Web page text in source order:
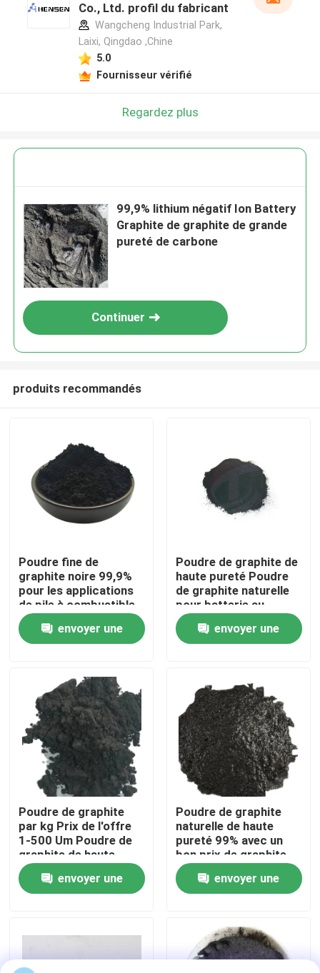
Maison
Produits
Visite d'usine
Contrôle de qualité
Contactez-nous
Nouvelles
Cas
Graphite lamellaire naturel
Co., Ltd. profil du fabricant
Wangcheng Industrial Park,
Laixi, Qingdao ,Chine
5.0
Fournisseur vérifié
Regardez plus
99,9% lithium négatif Ion Battery
Graphite de graphite de grande
pureté de carbone
Continuer
produits recommandés
Poudre fine de
graphite noire 99,9%
pour les applications
de pile à combustible
de pureté
envoyer une
Poudre de graphite de
haute pureté Poudre
de graphite naturelle
pour batterie au
lithium Matériau de
base de l'anode
envoyer une
Poudre de graphite
par kg Prix de l'offre
1-500 Um Poudre de
graphite de haute
pureté
envoyer une
Poudre de graphite
naturelle de haute
pureté 99% avec un
bon prix de graphite
envoyer une